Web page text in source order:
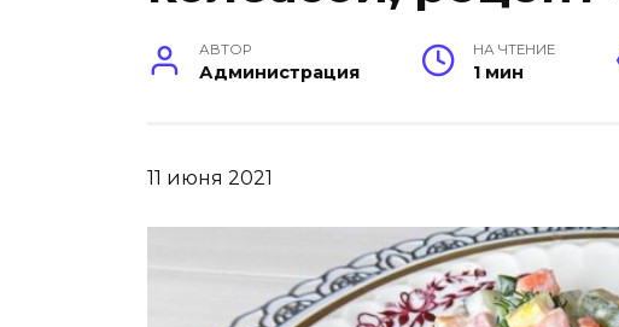
АВТОР
Администрация
НА ЧТЕНИЕ
1 мин
11 июня 2021